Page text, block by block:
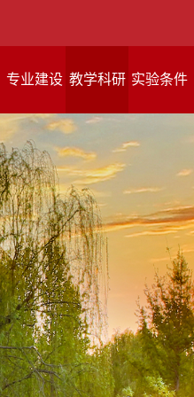
专业建设 教学科研 实验条件